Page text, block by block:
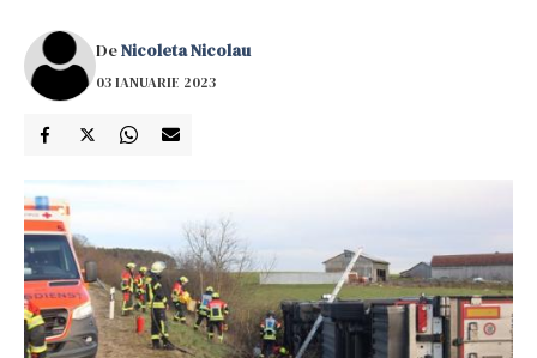
DeNicoleta Nicolau
03 IANUARIE 2023